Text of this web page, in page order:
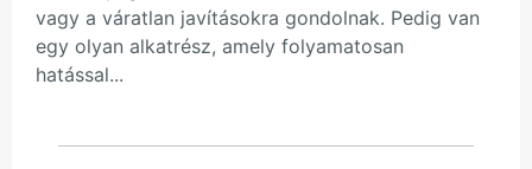
vagy a váratlan javításokra gondolnak. Pedig van
egy olyan alkatrész, amely folyamatosan
hatással...